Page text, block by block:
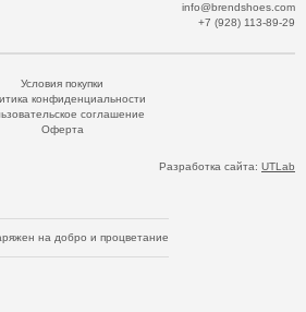
info@brendshoes.com
+7 (928) 113-89-29
Условия покупки
конфиденциальности
соглашение
Оферта
Разработка сайта: UTLab
на добро и процветание